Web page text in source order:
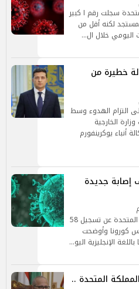
سجلت رقم ا كبير
لكنه أقل من
اليومي خلال ال…
خطيرة من
التزام الهدوء وسط
الخارجية
أنباء يوكرينفورم
تُسجل أكثر من 58 ألف إصابة جديدة
أعلنت السلطات الصحية في المملكة المتحدة عن تسجيل 58
كورونا وأوضحت
الإنجليزية اليو…
المتحدة ..